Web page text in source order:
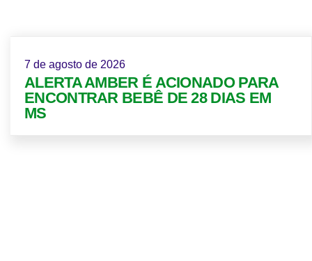
7 de agosto de 2026
ALERTA AMBER É ACIONADO PARA
ENCONTRAR BEBÊ DE 28 DIAS EM
MS